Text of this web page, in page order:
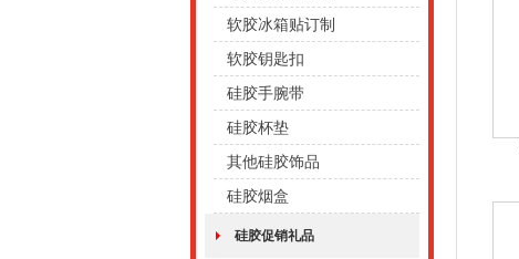
软胶冰箱贴订制
软胶钥匙扣
硅胶手腕带
硅胶杯垫
其他硅胶饰品
硅胶烟盒
硅胶促销礼品